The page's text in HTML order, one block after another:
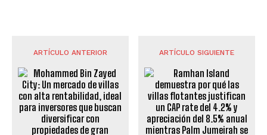
ARTÍCULO ANTERIOR ARTÍCULO SIGUIENTE